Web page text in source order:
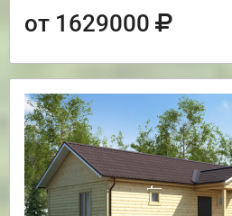
от 1629000